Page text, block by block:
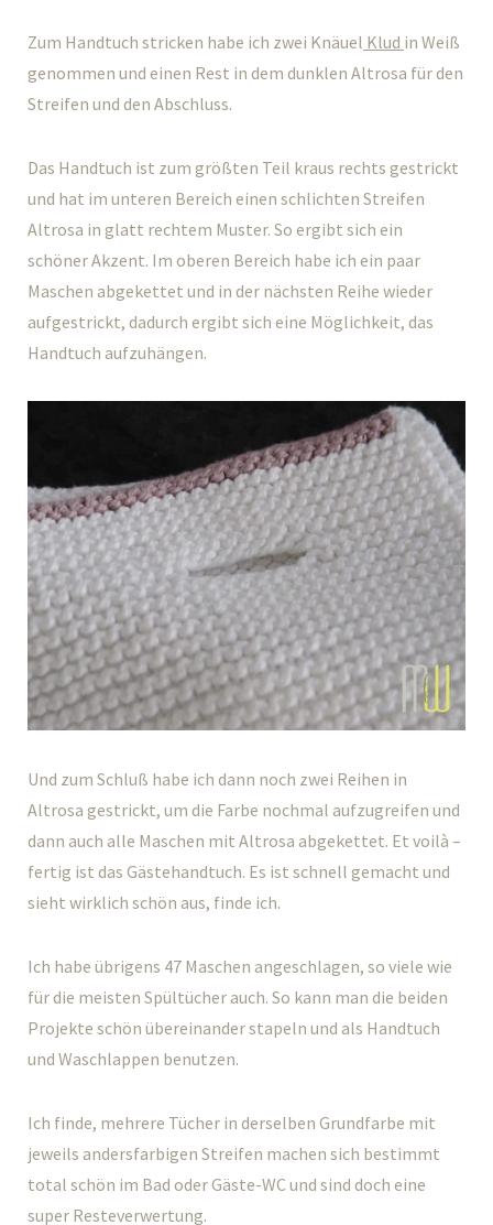
Zum Handtuch stricken habe ich zwei Knäuel Klud in Weiß
genommen und einen Rest in dem dunklen Altrosa für den
Streifen und den Abschluss.
Das Handtuch ist zum größten Teil kraus rechts gestrickt
und hat im unteren Bereich einen schlichten Streifen
Altrosa in glatt rechtem Muster. So ergibt sich ein
schöner Akzent. Im oberen Bereich habe ich ein paar
Maschen abgekettet und in der nächsten Reihe wieder
aufgestrickt, dadurch ergibt sich eine Möglichkeit, das
Handtuch aufzuhängen.
Und zum Schluß habe ich dann noch zwei Reihen in
Altrosa gestrickt, um die Farbe nochmal aufzugreifen und
dann auch alle Maschen mit Altrosa abgekettet. Et voilà –
fertig ist das Gästehandtuch. Es ist schnell gemacht und
sieht wirklich schön aus, finde ich.
Ich habe übrigens 47 Maschen angeschlagen, so viele wie
für die meisten Spültücher auch. So kann man die beiden
Projekte schön übereinander stapeln und als Handtuch
und Waschlappen benutzen.
Ich finde, mehrere Tücher in derselben Grundfarbe mit
jeweils andersfarbigen Streifen machen sich bestimmt
total schön im Bad oder Gäste-WC und sind doch eine
super Resteverwertung.